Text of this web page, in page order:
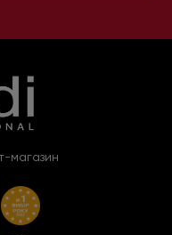
магазин